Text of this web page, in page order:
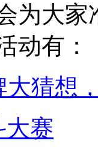
大家
动有：
大猜想
大赛